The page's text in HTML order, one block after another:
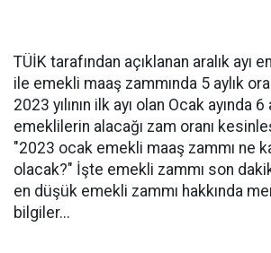
TÜİK tarafından açıklanan aralık ayı
ile emekli maaş zammında 5 aylık
2023 yılının ilk ayı olan Ocak ayında
emeklilerin alacağı zam oranı
"2023 ocak emekli maaş zammı ne
olacak?" İşte emekli zammı son
en düşük emekli zammı hakkında
bilgiler...